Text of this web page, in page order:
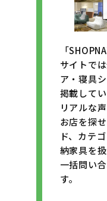
「
サイトで
ア・寝具
掲載して
リアルな
お店を探
ド、カテ
納家具を
一括問い
す。